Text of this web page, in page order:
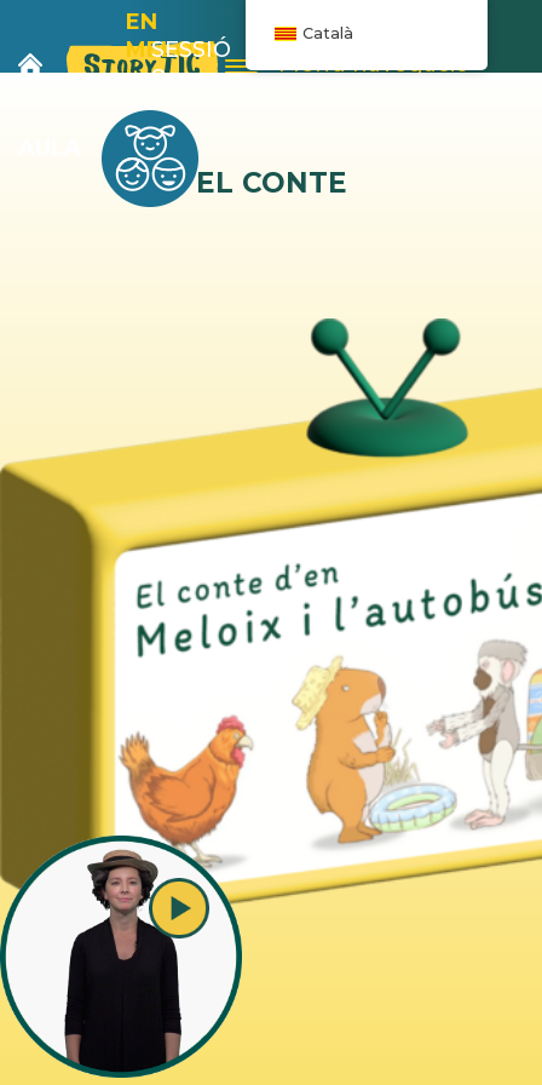
EN
MELOIX
I
L’AUTOBÚS
SESSIÓ
8
Menú navegació
EL CONTE
Català